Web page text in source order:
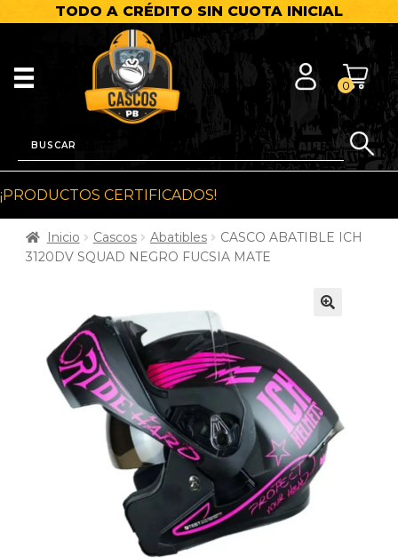
TODO A CRÉDITO SIN CUOTA INICIAL
0
¡PRODUCTOS CERTIFICADOS!
Inicio Cascos Abatibles
CASCO ABATIBLE ICH
3120DV SQUAD NEGRO FUCSIA MATE